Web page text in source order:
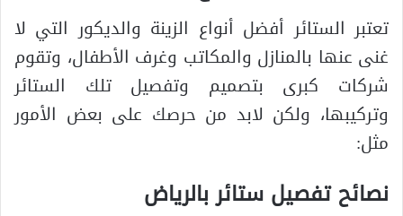
تعتبر الستائر أفضل أنواع الزينة والديكور التي لا
غنى عنها بالمنازل والمكاتب وغرف الأطفال، وتقوم
شركات كبرى بتصميم وتفصيل تلك الستائر
وتركيبها، ولكن لابد من حرصك على بعض الأمور
مثل:
نصائح تفصيل ستائر بالرياض